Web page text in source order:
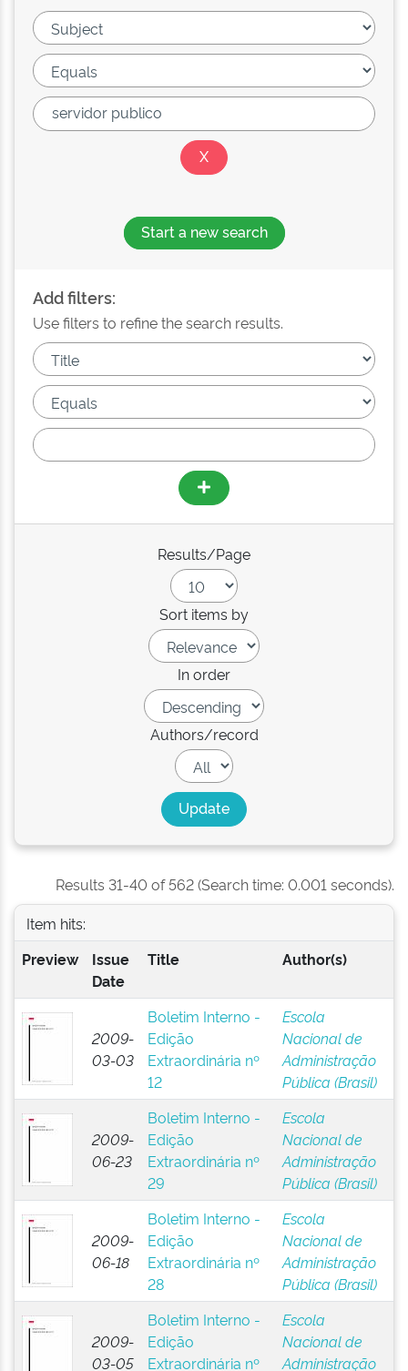
Start a new search
Add filters:
Use filters to refine the search results.
Results/Page
Sort items by
In order
Authors/record
Results 31-40 of 562 (Search time: 0.001 seconds).
Item hits:
Preview
Issue
Date
Title Author(s)
2009-
03-03
Boletim Interno -
Edição
Extraordinária nº
12
Escola
Nacional de
Administração
Pública (Brasil)
2009-
06-23
Boletim Interno -
Edição
Extraordinária nº
29
Escola
Nacional de
Administração
Pública (Brasil)
2009-
06-18
Boletim Interno -
Edição
Extraordinária nº
28
Escola
Nacional de
Administração
Pública (Brasil)
2009-
03-05
Boletim Interno -
Edição
Extraordinária nº
Escola
Nacional de
Administração